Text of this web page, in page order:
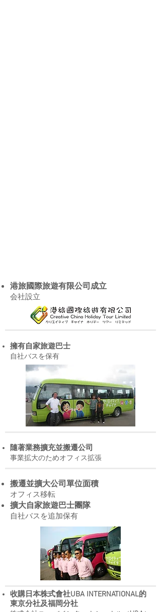
港旅國際旅遊有限公司成立
会社設立
擁有自家旅遊巴士
自社バスを保有
隨著業務擴充並搬遷公司
事業拡大のためオフィス拡張
搬遷並擴大公司單位面積
オフィス移転
擴大自家旅遊巴士團隊
自社バスを追加保有
收購日本株式會社UBA INTERNATIONAL的
東京分社及福岡分社